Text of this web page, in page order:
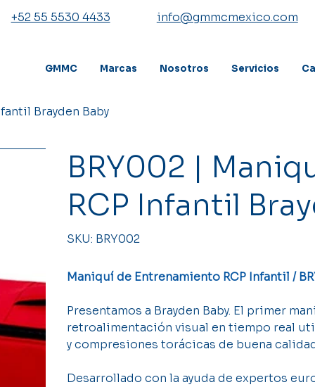
+52 55 5530 4433 info@gmmcmexico.com
GMMC Marcas Nosotros Servicios
Brayden Baby
BRY002 |
RCP Infantil
SKU: SKU
BRY002
BRY002
Maniquí de Entrenamiento RCP Infantil /
Presentamos a Brayden Baby. El primer
retroalimentación visual en tiempo real
y compresiones torácicas de buena
Desarrollado con la ayuda de expertos